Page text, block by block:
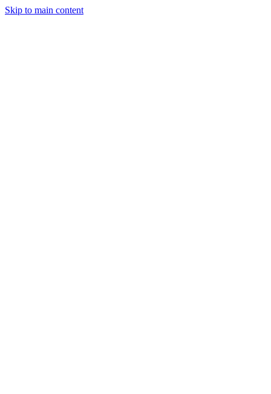
Skip to main content